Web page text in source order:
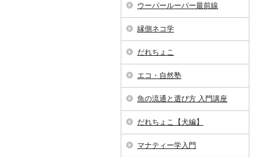
ウーパールーパー最前線
縁側ネコ学
だれちょこ
エコ・自然塾
魚の流通と選び方 入門講座
だれちょこ【犬編】
マナティー学入門